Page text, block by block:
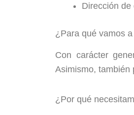
Dirección
¿Para qué vamos
Con carácter
Asimismo, también
¿Por qué